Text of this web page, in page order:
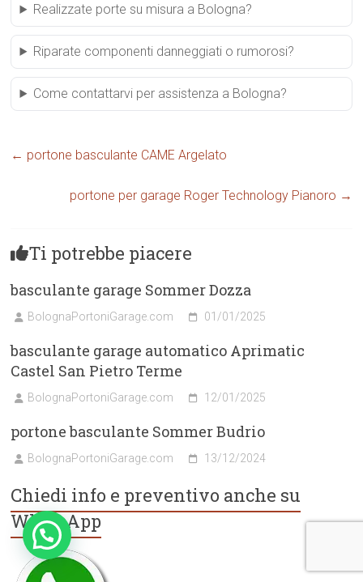
Realizzate porte su misura a Bologna?
Riparate componenti danneggiati o rumorosi?
Come contattarvi per assistenza a Bologna?
← portone basculante CAME Argelato
portone per garage Roger Technology Pianoro →
Ti potrebbe piacere
basculante garage Sommer Dozza
BolognaPortoniGarage.com 01/01/2025
basculante garage automatico Aprimatic
Castel San Pietro Terme
BolognaPortoniGarage.com 12/01/2025
portone basculante Sommer Budrio
BolognaPortoniGarage.com 13/12/2024
Chiedi info e preventivo anche su
WhatsApp